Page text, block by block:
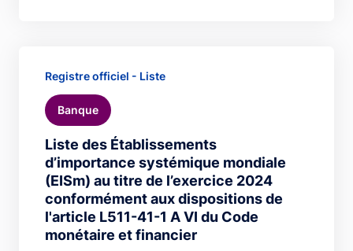
Liste des Établissements
d’importance systémique mondiale
(EISm) au titre de l’exercice 2024
conformément aux dispositions de
l'article L511-41-1 A VI du Code
monétaire et financier
Registre officiel - Liste
Banque